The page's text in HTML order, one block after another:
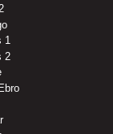
1
2